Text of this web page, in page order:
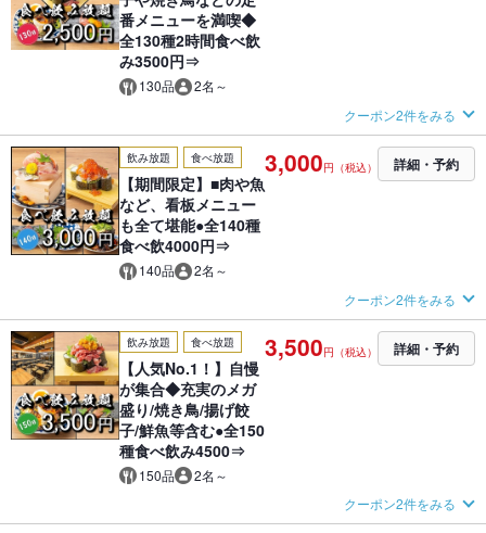
番メニューを満喫◆
全130種2時間食べ飲
み3500円⇒
130品 2名～
クーポン2件をみる
飲み放題 食べ放題
【期間限定】■肉や魚
など、看板メニュー
も全て堪能●全140種
食べ飲4000円⇒
140品 2名～
3,000円（税込） 詳細・予約
クーポン2件をみる
飲み放題 食べ放題
【人気No.1！】自慢
が集合◆充実のメガ
盛り/焼き鳥/揚げ餃
子/鮮魚等含む●全150
種食べ飲み4500⇒
150品 2名～
3,500円（税込） 詳細・予約
クーポン2件をみる